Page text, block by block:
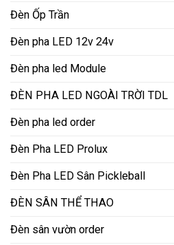
Đèn Ốp Trần
Đèn pha LED 12v 24v
Đèn pha led Module
ĐÈN PHA LED NGOÀI TRỜI TDL
Đèn pha led order
Đèn Pha LED Prolux
Đèn Pha LED Sân Pickleball
ĐÈN SÂN THỂ THAO
Đèn sân vườn order